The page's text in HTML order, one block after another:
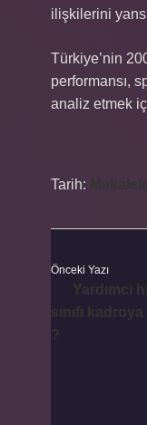
ilişkilerini
Türkiye’nin
performansı,
analiz etmek
Tarih:
Önceki Yazı